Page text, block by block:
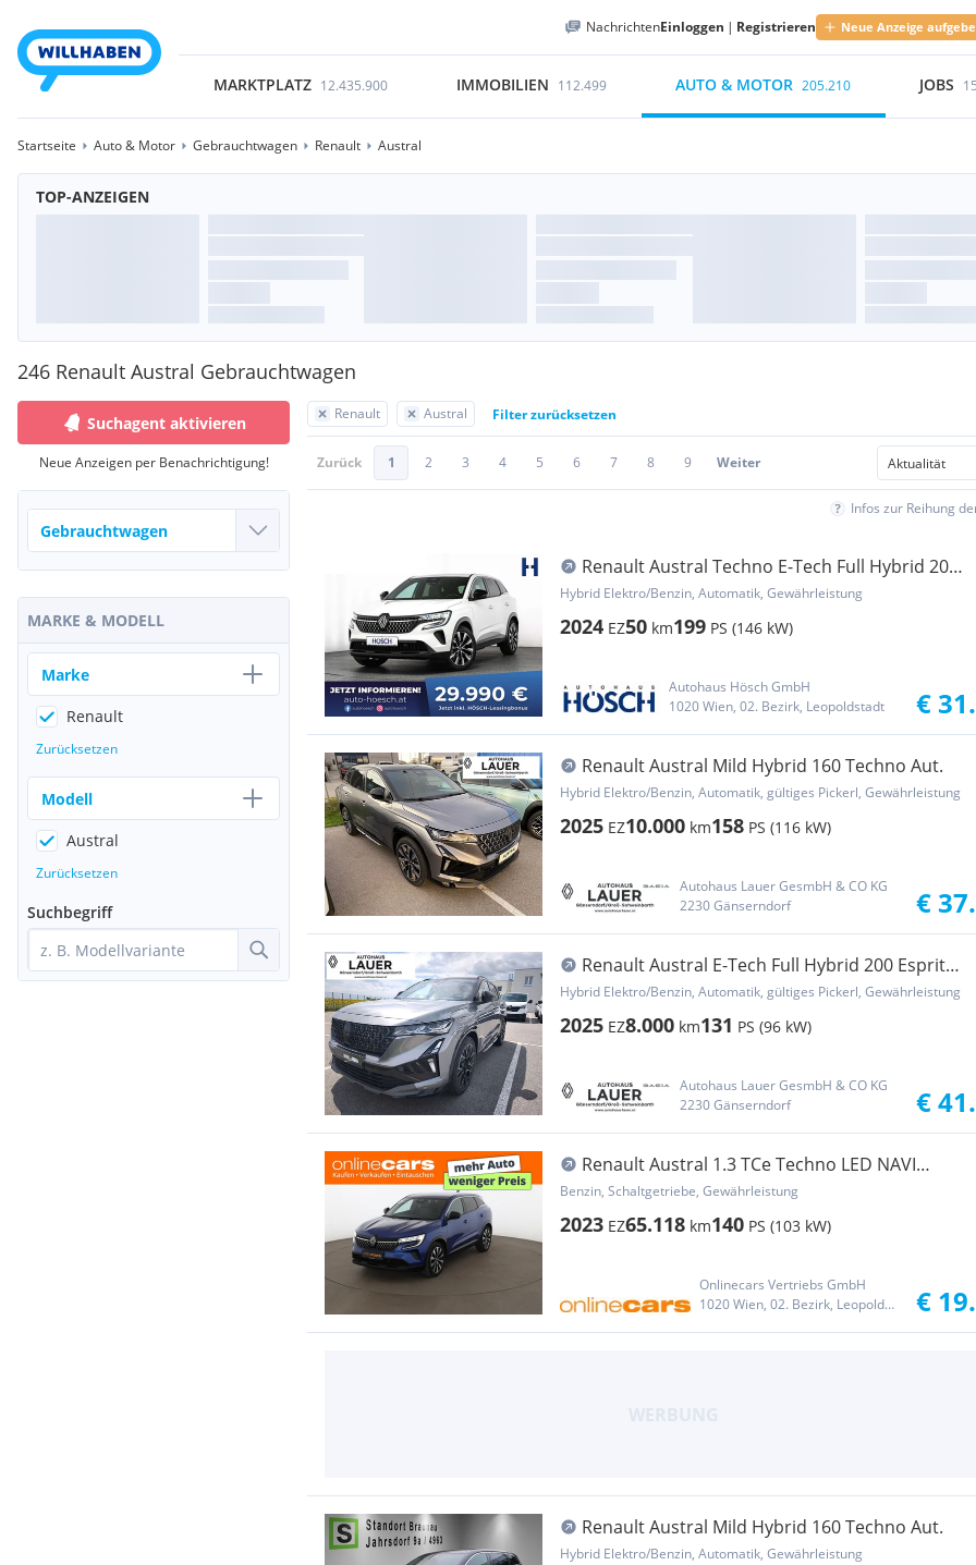
NachrichtenEinloggen | Registrieren Neue Anzeige
MARKTPLATZ 12.435.900 IMMOBILIEN 112.499 AUTO & MOTOR 205.210 JOBS
Startseite Auto & Motor Gebrauchtwagen Renault Austral
TOP-ANZEIGEN
246 Renault Austral Gebrauchtwagen
Renault Austral Filter zurücksetzen
Zurück 1 2 3 4 5 6 7 8 9 Weiter
Infos zur Reihung
Renault Austral Techno E-Tech Full Hybrid 200
SCHNÄPPCHEN
Hybrid Elektro/Benzin, Automatik, Gewährleistung
2024 EZ50 km199 PS (146 kW)
Autohaus Hösch GmbH
1020 Wien, 02. Bezirk, Leopoldstadt
€
Renault Austral Mild Hybrid 160 Techno Aut.
Hybrid Elektro/Benzin, Automatik, gültiges Pickerl, Gewährleistung
2025 EZ10.000 km158 PS (116 kW)
Autohaus Lauer GesmbH & CO KG
2230 Gänserndorf
€
Renault Austral E-Tech Full Hybrid 200 Esprit
Alpine Aut.
Hybrid Elektro/Benzin, Automatik, gültiges Pickerl, Gewährleistung
2025 EZ8.000 km131 PS (96 kW)
Autohaus Lauer GesmbH & CO KG
2230 Gänserndorf
€
Renault Austral 1.3 TCe Techno LED NAVI
LEDER R-KAMERA
Benzin, Schaltgetriebe, Gewährleistung
2023 EZ65.118 km140 PS (103 kW)
Onlinecars Vertriebs GmbH
1020 Wien, 02. Bezirk, Leopoldstadt
€
Renault Austral Mild Hybrid 160 Techno Aut.
Hybrid Elektro/Benzin, Automatik, Gewährleistung
Suchagent aktivieren
Neue Anzeigen per Benachrichtigung!
MARKE & MODELL
Marke
Renault
Zurücksetzen
Modell
Austral
Zurücksetzen
Suchbegriff